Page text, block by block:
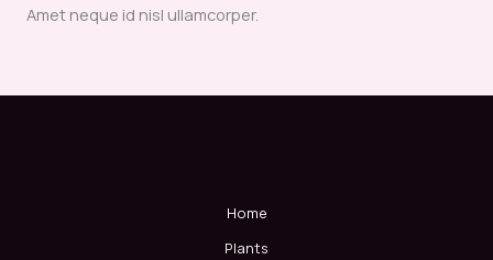
Amet neque id nisl ullamcorper.
Home
Plants